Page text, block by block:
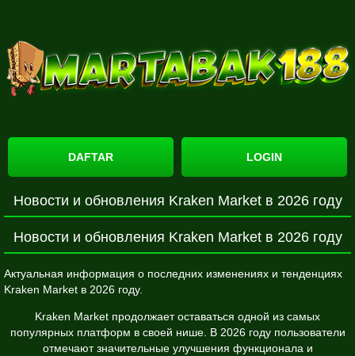
DAFTAR LOGIN
Новости и обновления Kraken Market в 2026 году
Новости и обновления Kraken Market в 2026 году
Актуальная информация о последних изменениях и тенденциях
Kraken Market в 2026 году.
Kraken Market продолжает оставаться одной из самых
популярных платформ в своей нише. В 2026 году пользователи
отмечают значительные улучшения функционала и